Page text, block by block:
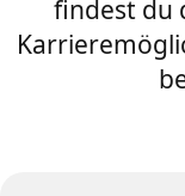
findest du